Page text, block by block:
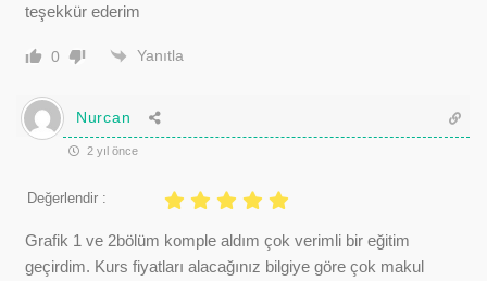
teşekkür ederim
0 Yanıtla
Nurcan
2 yıl önce
Değerlendir :
Grafik 1 ve 2bölüm komple aldım çok verimli bir eğitim
geçirdim. Kurs fiyatları alacağınız bilgiye göre çok makul